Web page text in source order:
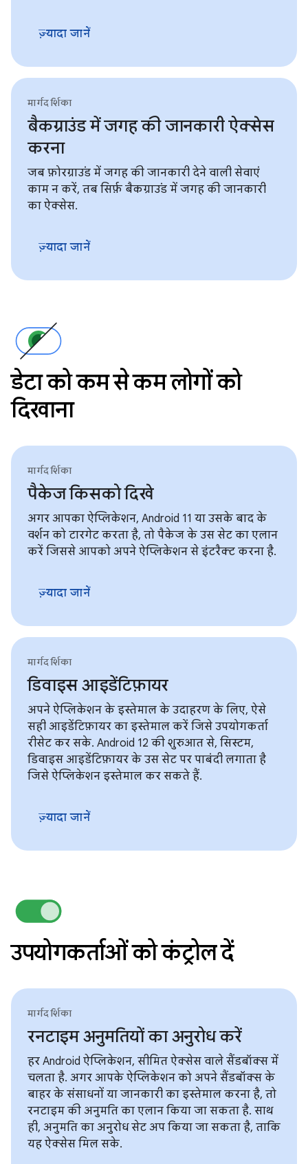
ज़्यादा जानें
मार्गदर्शिका
बैकग्राउंड में जगह की जानकारी ऐक्सेस
करना
जब फ़ोरग्राउंड में जगह की जानकारी देने वाली सेवाएं
काम न करें, तब सिर्फ़ बैकग्राउंड में जगह की जानकारी
का ऐक्सेस.
ज़्यादा जानें
डेटा को कम से कम लोगों को
दिखाना
मार्गदर्शिका
पैकेज किसको दिखे
अगर आपका ऐप्लिकेशन, Android 11 या उसके बाद के
वर्शन को टारगेट करता है, तो पैकेज के उस सेट का एलान
करें जिससे आपको अपने ऐप्लिकेशन से इंटरैक्ट करना है.
ज़्यादा जानें
मार्गदर्शिका
डिवाइस आइडेंटिफ़ायर
अपने ऐप्लिकेशन के इस्तेमाल के उदाहरण के लिए, ऐसे
सही आइडेंटिफ़ायर का इस्तेमाल करें जिसे उपयोगकर्ता
रीसेट कर सके. Android 12 की शुरुआत से, सिस्टम,
डिवाइस आइडेंटिफ़ायर के उस सेट पर पाबंदी लगाता है
जिसे ऐप्लिकेशन इस्तेमाल कर सकते हैं.
ज़्यादा जानें
उपयोगकर्ताओं को कंट्रोल दें
मार्गदर्शिका
रनटाइम अनुमतियों का अनुरोध करें
हर Android ऐप्लिकेशन, सीमित ऐक्सेस वाले सैंडबॉक्स में
चलता है. अगर आपके ऐप्लिकेशन को अपने सैंडबॉक्स के
बाहर के संसाधनों या जानकारी का इस्तेमाल करना है, तो
रनटाइम की अनुमति का एलान किया जा सकता है. साथ
ही, अनुमति का अनुरोध सेट अप किया जा सकता है, ताकि
यह ऐक्सेस मिल सके.